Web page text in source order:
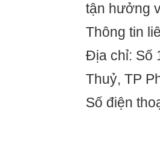
tận hưởng
Thông tin
Địa chỉ: Số
Thuỷ, TP
Số điện